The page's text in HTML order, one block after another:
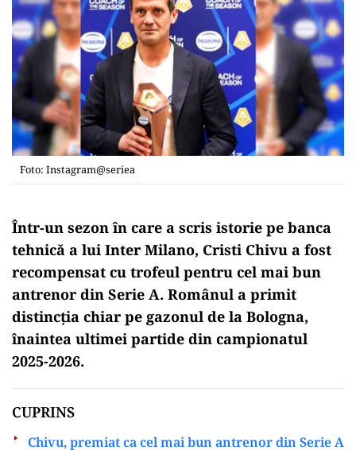
Foto: Instagram@seriea
Într-un sezon în care a scris istorie pe banca
tehnică a lui Inter Milano, Cristi Chivu a fost
recompensat cu trofeul pentru cel mai bun
antrenor din Serie A. Românul a primit
distincția chiar pe gazonul de la Bologna,
înaintea ultimei partide din campionatul
2025-2026.
CUPRINS
Chivu, premiat ca cel mai bun antrenor din Serie A